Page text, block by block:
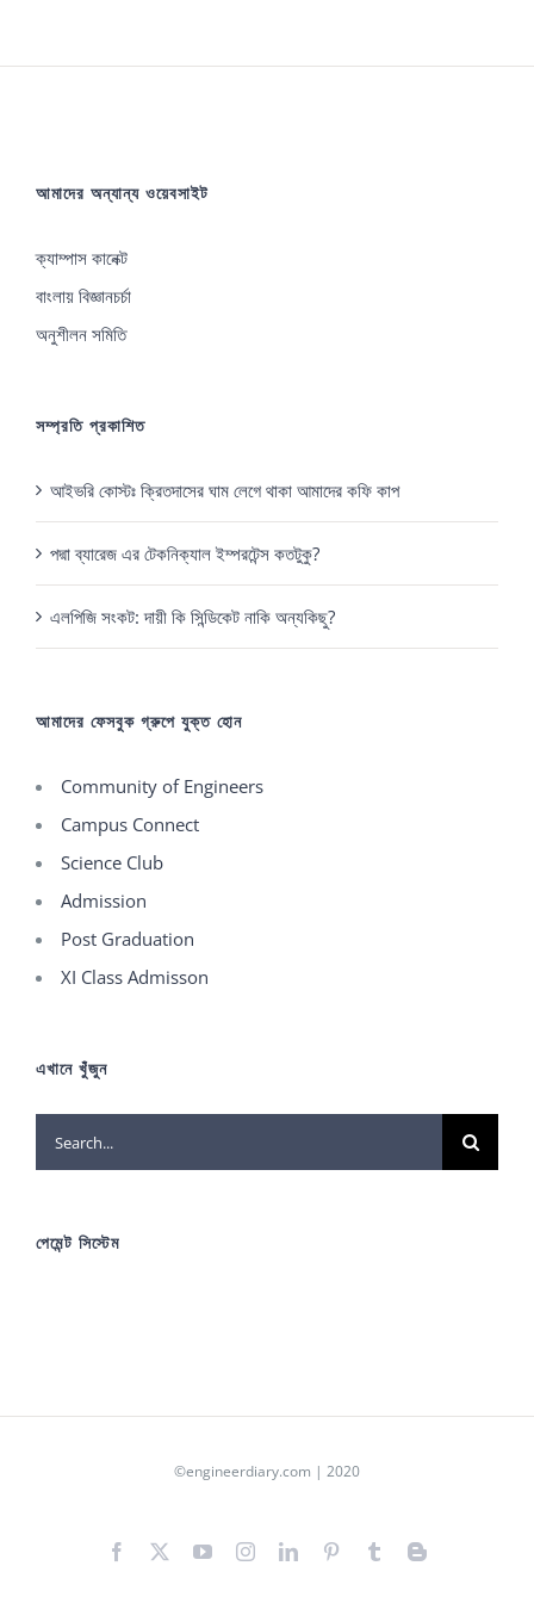
আমাদের অন্যান্য ওয়েবসাইট
ক্যাম্পাস কানেক্ট
বাংলায় বিজ্ঞানচর্চা
অনুশীলন সমিতি
সম্প্রতি প্রকাশিত
আইভরি কোস্টঃ ক্রিতদাসের ঘাম লেগে থাকা আমাদের কফি কাপ
পদ্মা ব্যারেজ এর টেকনিক্যাল ইম্পরটেন্স কতটুকু?
এলপিজি সংকট: দায়ী কি সিন্ডিকেট নাকি অন্যকিছু?
আমাদের ফেসবুক গ্রুপে যুক্ত হোন
Community of Engineers
Campus Connect
Science Club
Admission
Post Graduation
XI Class Admisson
এখানে খুঁজুন
Search
for:
পেমেন্ট সিস্টেম
©engineerdiary.com | 2020
Facebook YouTubeInstagramLinkedInPinterestTumblrBlogger